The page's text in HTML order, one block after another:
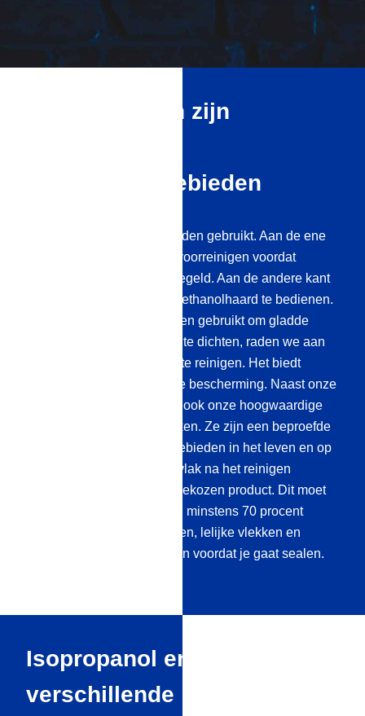
Bio-ethanol en zijn
toepassingsgebieden
Bioalcohol kan flexibel worden gebruikt. Aan de ene
kant is het ideaal voor het voorreinigen voordat
oppervlakken worden verzegeld. Aan de andere kant
kun je het gebruiken om je ethanolhaard te bedienen.
Als je onze ethanolproducten gebruikt om gladde
oppervlakken zoals glas af te dichten, raden we aan
om vooraf in twee stappen te reinigen. Het biedt
duurzame en aantrekkelijke bescherming. Naast onze
bio-ethanol kun je hiervoor ook onze hoogwaardige
reinigingsmiddelen gebruiken. Ze zijn een beproefde
combinatie op gevoelige gebieden in het leven en op
het werk. Reinig het oppervlak na het reinigen
opnieuw met het door jou gekozen product. Dit moet
een alcoholpercentage van minstens 70 procent
hebben. Zo kun je alle resten, lelijke vlekken en
vingerafdrukken verwijderen voordat je gaat sealen.
Isopropanol en zijn
verschillende